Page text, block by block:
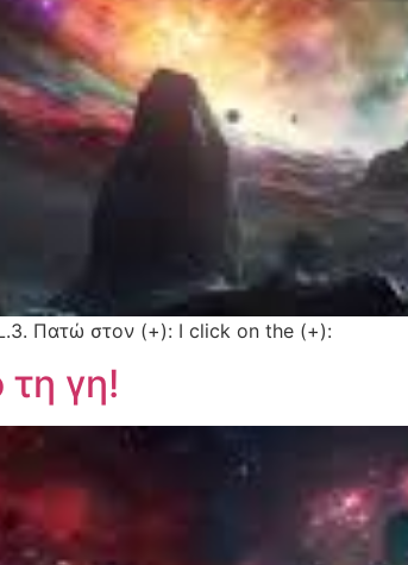
Πατώ στον (+): I click on the (+):
γη!